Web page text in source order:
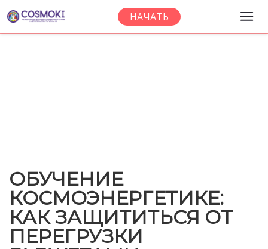
НАЧАТЬ
ОБУЧЕНИЕ
КОСМОЭНЕРГЕТИКЕ:
КАК ЗАЩИТИТЬСЯ ОТ
ПЕРЕГРУЗКИ